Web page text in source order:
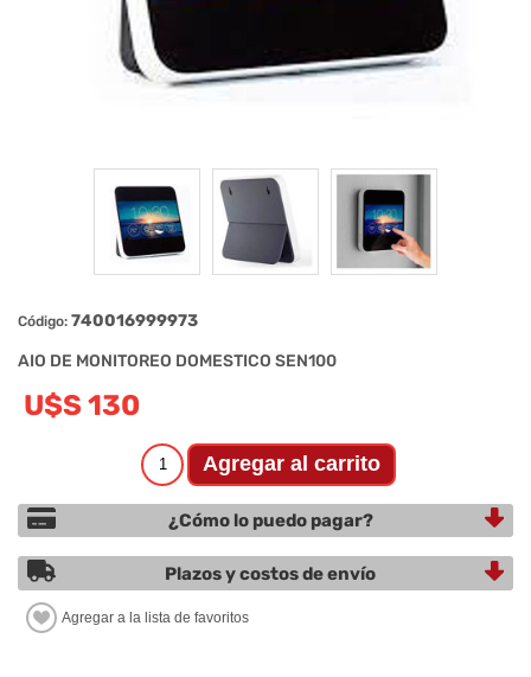
Código: 740016999973
AIO DE MONITOREO DOMESTICO SEN100
U$S 130
¿Cómo lo puedo pagar?
Plazos y costos de envío